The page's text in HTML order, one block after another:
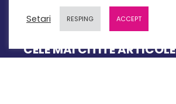
CELE MAI CITITE ARTICOLE
Setari RESPING ACCEPT